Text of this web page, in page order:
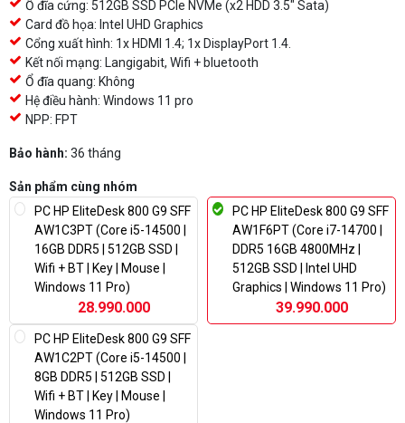
Ổ đĩa cứng: 512GB SSD PCIe NVMe (x2 HDD 3.5" Sata)
Card đồ họa: Intel UHD Graphics
Cổng xuất hình: 1x HDMI 1.4; 1x DisplayPort 1.4.
Kết nối mạng: Langigabit, Wifi + bluetooth
Ổ đĩa quang: Không
Hệ điều hành: Windows 11 pro
NPP: FPT
Bảo hành: 36 tháng
Sản phẩm cùng nhóm
PC HP EliteDesk 800 G9 SFF
AW1C3PT (Core i5-14500 |
16GB DDR5 | 512GB SSD |
Wifi + BT | Key | Mouse |
Windows 11 Pro)
28.990.000
PC HP EliteDesk 800 G9 SFF
AW1F6PT (Core i7-14700 |
DDR5 16GB 4800MHz |
512GB SSD | Intel UHD
Graphics | Windows 11 Pro)
39.990.000
PC HP EliteDesk 800 G9 SFF
AW1C2PT (Core i5-14500 |
8GB DDR5 | 512GB SSD |
Wifi + BT | Key | Mouse |
Windows 11 Pro)